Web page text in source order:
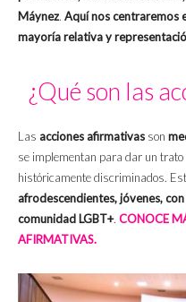
Máynez. Aquínos centraremos
mayoría relativa y
¿Qué son las
Las acciones afirmativas son
se implementan para dar un
históricamente discriminados.
afrodescendientes, jóvenes,
comunidad LGBT+. CONOCE
AFIRMATIVAS.